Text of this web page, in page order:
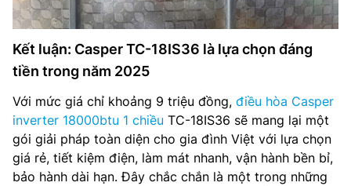
Kết luận: Casper TC-18IS36 là lựa chọn đáng
tiền trong năm 2025
Với mức giá chỉ khoảng 9 triệu đồng, điều hòa Casper
inverter 18000btu 1 chiều TC-18IS36 sẽ mang lại một
gói giải pháp toàn diện cho gia đình Việt với lựa chọn
giá rẻ, tiết kiệm điện, làm mát nhanh, vận hành bền bỉ,
bảo hành dài hạn. Đây chắc chắn là một trong những